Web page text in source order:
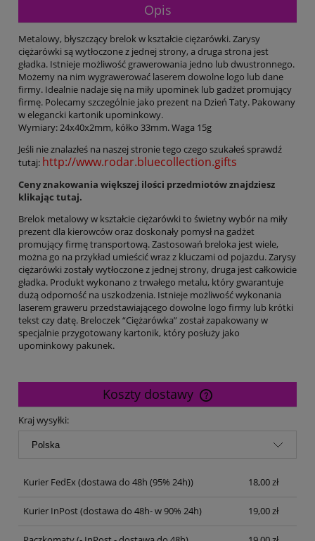
Opis
Metalowy, błyszczący brelok w kształcie ciężarówki. Zarysy
ciężarówki są wytłoczone z jednej strony, a druga strona jest
gładka. Istnieje możliwość grawerowania jedno lub dwustronnego.
Możemy na nim wygrawerować laserem dowolne logo lub dane
firmy. Idealnie nadaje się na miły upominek lub gadżet promujący
firmę. Polecamy szczególnie jako prezent na Dzień Taty. Pakowany
w elegancki kartonik upominkowy.
Wymiary: 24x40x2mm, kółko 33mm. Waga 15g
Jeśli nie znalazłeś na naszej stronie tego czego szukałeś sprawdź
tutaj: http://www.rodar.bluecollection.gifts
Ceny znakowania większej ilości przedmiotów znajdziesz
klikając tutaj.
Brelok metalowy w kształcie ciężarówki to świetny wybór na miły
prezent dla kierowców oraz doskonały pomysł na gadżet
promujący firmę transportową. Zastosowań breloka jest wiele,
można go na przykład umieścić wraz z kluczami od pojazdu. Zarysy
ciężarówki zostały wytłoczone z jednej strony, druga jest całkowicie
gładka. Produkt wykonano z trwałego metalu, który gwarantuje
dużą odporność na uszkodzenia. Istnieje możliwość wykonania
laserem graweru przedstawiającego dowolne logo firmy lub krótki
tekst czy datę. Breloczek “Ciężarówka” został zapakowany w
specjalnie przygotowany kartonik, który posłuży jako
upominkowy pakunek.
Koszty dostawy
Cena nie zawiera ewentualnych kosztów płatności
Kraj wysyłki:
Kurier FedEx(dostawa do 48h (95% 24h)) 18,00 zł
Kurier InPost(dostawa do 48h- w 90% 24h) 19,00 zł